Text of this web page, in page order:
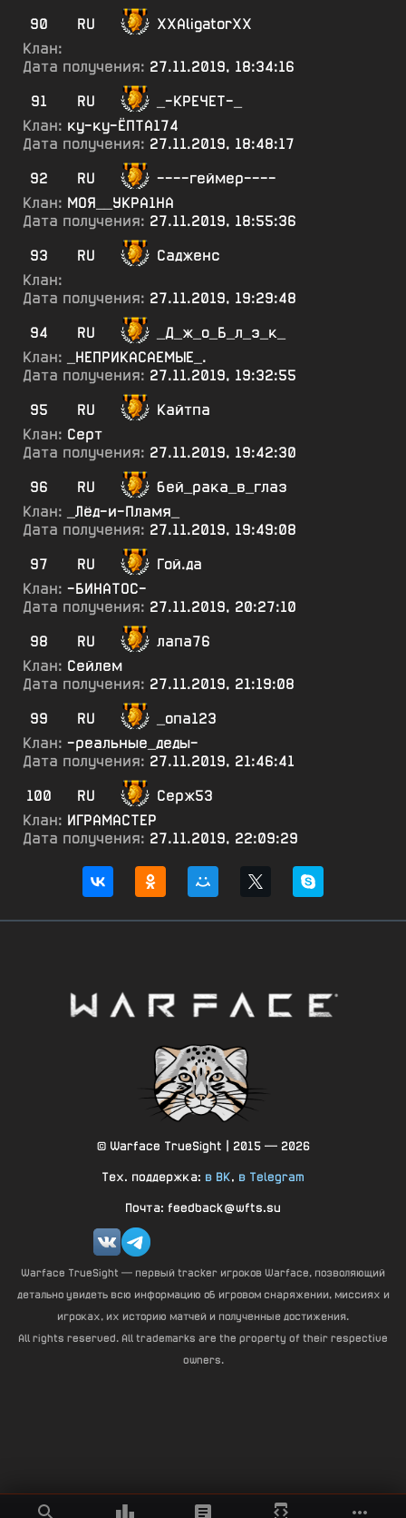
90
RU
XXAligatorXX
Клан:
Дата получения: 27.11.2019, 18:34:16
91
RU
_-КРЕЧЕТ-_
Клан: ку-ку-ЁПТА174
Дата получения: 27.11.2019, 18:48:17
92
RU
----геймер----
Клан: МОЯ__УКРА1НА
Дата получения: 27.11.2019, 18:55:36
93
RU
Садженс
Клан:
Дата получения: 27.11.2019, 19:29:48
94
RU
_Д_ж_о_Б_л_э_к_
Клан:
_НЕПРИКАСАЕМЫЕ_.
Дата получения: 27.11.2019, 19:32:55
95
RU
Кайтпа
Клан: Серт
Дата получения: 27.11.2019, 19:42:30
96
RU
бей_рака_в_глаз
Клан:
_Лёд-и-Пламя_
Дата получения: 27.11.2019, 19:49:08
97
RU
Гой.да
Клан: -БИНАТОС-
Дата получения: 27.11.2019, 20:27:10
98
RU
лапа76
Клан: Сейлем
Дата получения: 27.11.2019, 21:19:08
99
RU
_опа123
Клан: -реальные_деды-
Дата получения: 27.11.2019, 21:46:41
100
RU
Серж53
Клан: ИГРАМАСТЕР
Дата получения: 27.11.2019, 22:09:29
© Warface TrueSight | 2015 — 2026
Тех. поддержка: в ВК, в Telegram
Почта: feedback@wfts.su
Warface TrueSight — первый tracker игроков Warface, позволяющий
детально увидеть всю информацию об игровом снаряжении, миссиях и
игроках, их историю матчей и полученные достижения.
All rights reserved. All trademarks are the property of their respective
owners.